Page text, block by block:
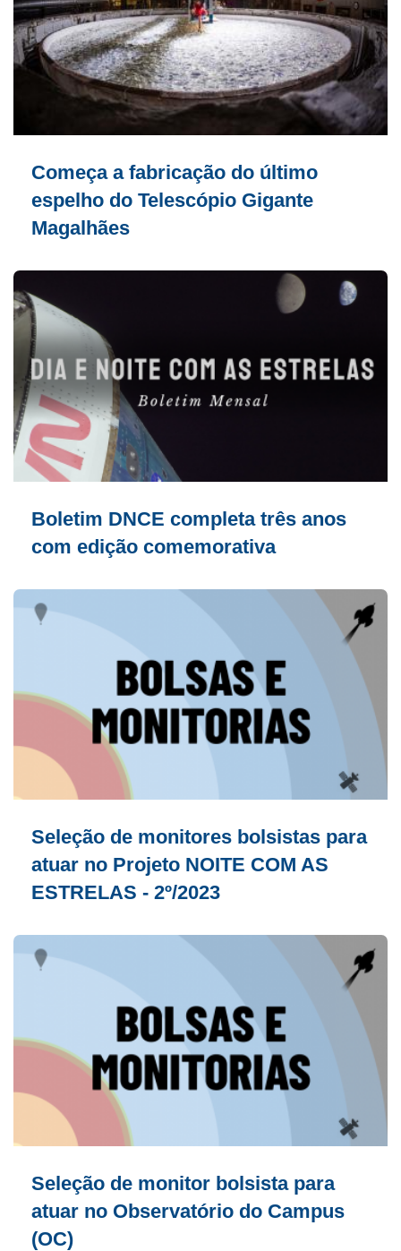
Começa a fabricação do último
espelho do Telescópio Gigante
Magalhães
Boletim DNCE completa três anos
com edição comemorativa
Seleção de monitores bolsistas para
atuar no Projeto NOITE COM AS
ESTRELAS - 2º/2023
Seleção de monitor bolsista para
atuar no Observatório do Campus
(OC)